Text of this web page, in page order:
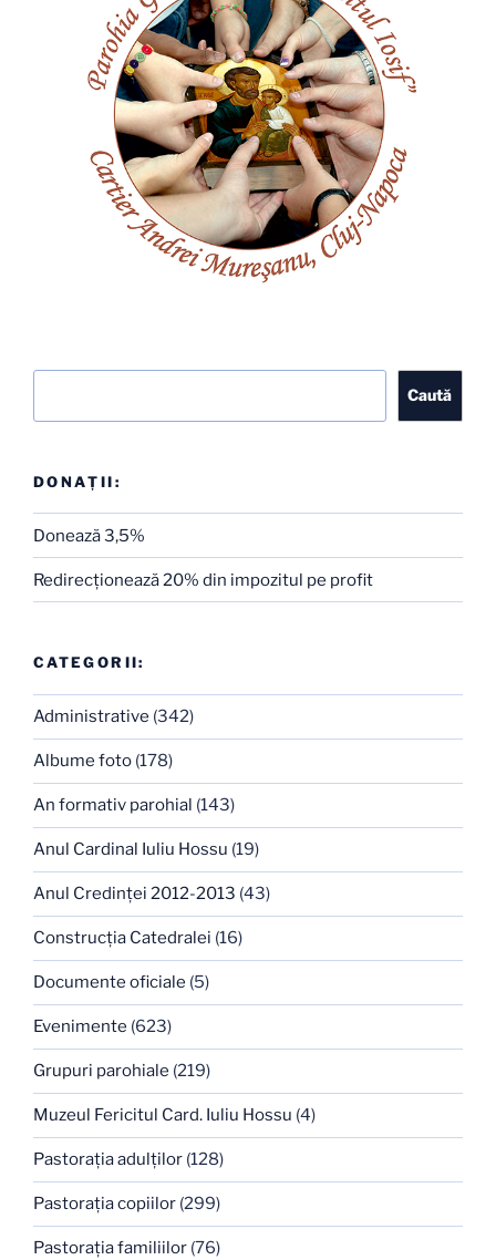
Caută
DONAȚII:
Donează 3,5%
Redirecţionează 20% din impozitul pe profit
CATEGORII:
Administrative (342)
Albume foto (178)
An formativ parohial (143)
Anul Cardinal Iuliu Hossu (19)
Anul Credinţei 2012-2013 (43)
Construcţia Catedralei (16)
Documente oficiale (5)
Evenimente (623)
Grupuri parohiale (219)
Muzeul Fericitul Card. Iuliu Hossu (4)
Pastoraţia adulţilor (128)
Pastoraţia copiilor (299)
Pastoraţia familiilor (76)